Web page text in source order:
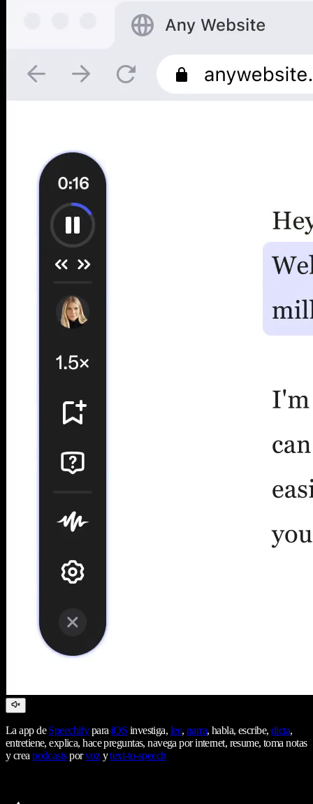
La app deSpeechifyparaiOS investiga, lee, narra, habla, escribe, dicta,
entretiene, explica, hace preguntas, navega por internet, resume, toma notas
y creapodcastsporvozytext-to-speech